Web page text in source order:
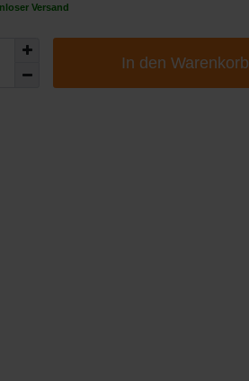
Versand
In den Warenkorb